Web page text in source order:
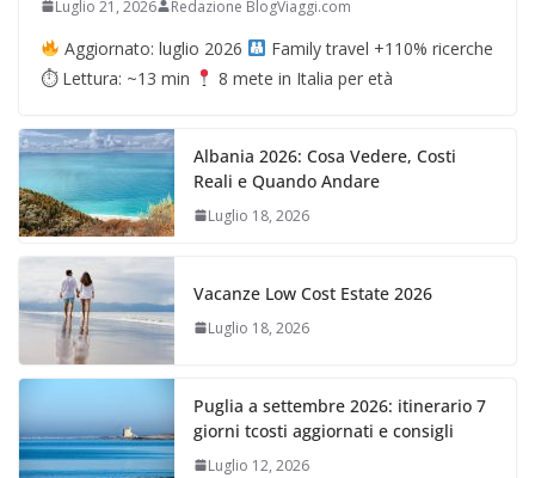
Luglio 21, 2026 Redazione BlogViaggi.com
Aggiornato: luglio 2026
Family travel +110% ricerche
⏱ Lettura: ~13 min
8 mete in Italia per età
Albania 2026: Cosa Vedere, Costi
Reali e Quando Andare
Luglio 18, 2026
Vacanze Low Cost Estate 2026
Luglio 18, 2026
Puglia a settembre 2026: itinerario 7
giorni tcosti aggiornati e consigli
Luglio 12, 2026